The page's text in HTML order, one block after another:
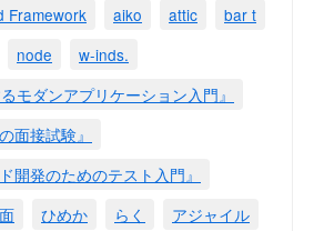
Framework
aiko attic
bar t
node
w-inds.
モダンアプリケーション入門』
面接試験』
開発のためのテスト入門』
ひめか らく
アジャイル